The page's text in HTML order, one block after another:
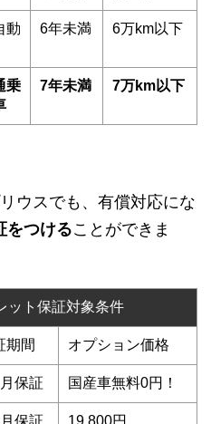
動
6年未満 6万km以下
乗
7年未満 7万km以下
ウスでも、有償対応にな
をつけることができま
ット保証対象条件
期間 オプション価格
保証 国産車無料0円！